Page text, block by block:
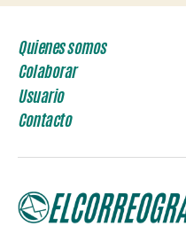
Quienes somos
Colaborar
Usuario
Contacto